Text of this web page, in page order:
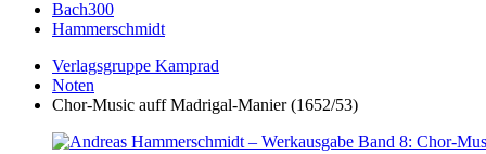
Bach300
Hammerschmidt
Verlagsgruppe Kamprad
Noten
Chor-Music auff Madrigal-Manier (1652/53)